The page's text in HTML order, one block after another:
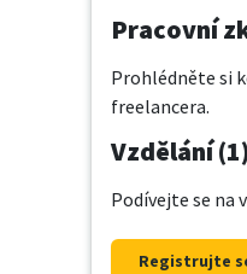
Pracovní
Prohlédněte si
freelancera.
Vzdělání (1)
Podívejte se na
Registrujte